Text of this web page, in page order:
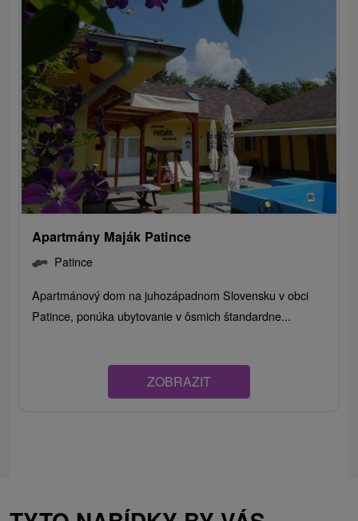
Apartmány Maják Patince
Patince
Apartmánový dom na juhozápadnom Slovensku v obci
Patince, ponúka ubytovanie v ôsmich štandardne...
ZOBRAZIT